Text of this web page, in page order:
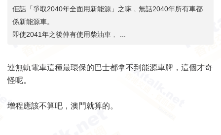
佢話「爭取2040年全面用新能源」之嘛﹐無話2040年所有車都
係新能源車。
即使2041年之後仲有使用柴油車﹐ ...
連無軌電車這種最環保的巴士都拿不到能源車牌，這個才奇
怪呢。
增程應該不算吧，澳門就算的。